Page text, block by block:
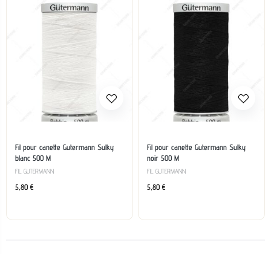
Fil pour canette Gutermann Sulky
blanc 500 M
FIL GUTERMANN
5,80 €
Fil pour canette Gutermann Sulky
noir 500 M
FIL GUTERMANN
5,80 €